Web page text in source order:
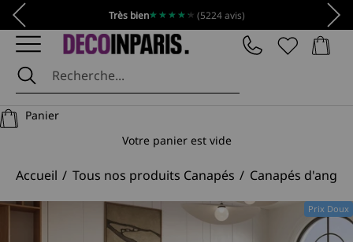
Passer au contenu
Précédent Très bien★★★★★
★★★★★ (5224 avis)
DécoInParis Panier
Panier
Votre panier est vide
Accueil Tous nos produits Canapés Canapés d'angle
Prix Doux